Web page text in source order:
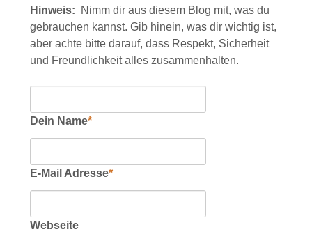
Hinweis:
Nimm dir aus diesem Blog mit, was du
gebrauchen kannst. Gib hinein, was dir wichtig ist,
aber achte bitte darauf, dass Respekt, Sicherheit
und Freundlichkeit alles zusammenhalten.
Pflichtfeld
Dein Name*
Pflichtfeld
E-Mail Adresse*
Webseite